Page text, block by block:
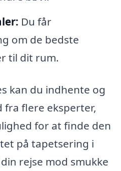
Du får
om de bedste
til dit rum.
kan du indhente og
fra flere eksperter,
for at finde den
på tapetsering i
rejse mod smukke